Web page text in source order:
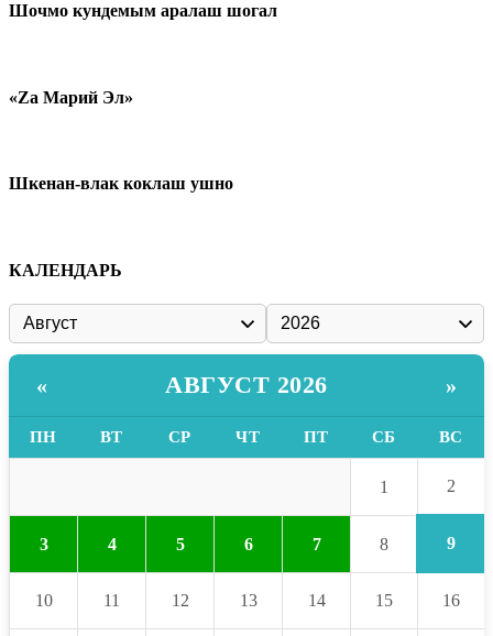
Шочмо кундемым аралаш шогал
«Zа Марий Эл»
Шкенан-влак коклаш ушно
КАЛЕНДАРЬ
« АВГУСТ 2026 »
ПН ВТ СР ЧТ ПТ СБ ВС
1 2
3 4 5 6 7 8 9
10 11 12 13 14 15 16